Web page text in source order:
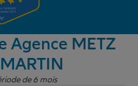
Agence METZ
de 6 mois